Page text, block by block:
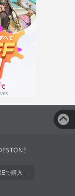
で購入